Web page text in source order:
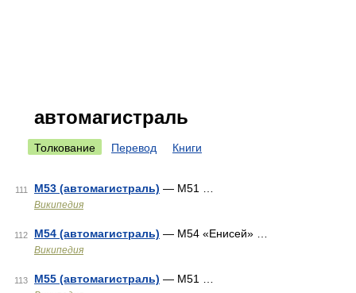
автомагистраль
Толкование Перевод Книги
111 М53 (автомагистраль) — М51 …
Википедия
112 М54 (автомагистраль) — М54 «Енисей» …
Википедия
113 М55 (автомагистраль) — М51 …